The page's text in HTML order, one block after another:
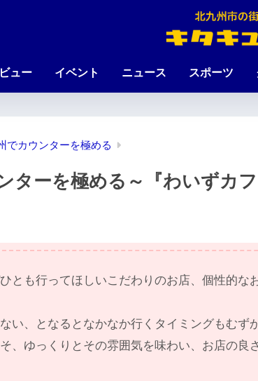
ュー イベント ニュース スポーツ
でカウンターを極める
ターを極める～『わいずカ
とも行ってほしいこだわりのお店、個性的な
い、となるとなかなか行くタイミングもむず
、ゆっくりとその雰囲気を味わい、お店の良